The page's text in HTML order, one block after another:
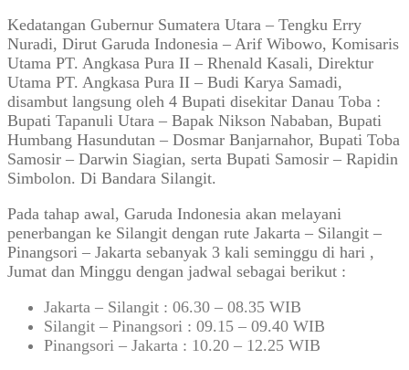
Kedatangan Gubernur Sumatera Utara – Tengku Erry
Nuradi, Dirut Garuda Indonesia – Arif Wibowo, Komisaris
Utama PT. Angkasa Pura II – Rhenald Kasali, Direktur
Utama PT. Angkasa Pura II – Budi Karya Samadi,
disambut langsung oleh 4 Bupati disekitar Danau Toba :
Bupati Tapanuli Utara – Bapak Nikson Nababan, Bupati
Humbang Hasundutan – Dosmar Banjarnahor, Bupati Toba
Samosir – Darwin Siagian, serta Bupati Samosir – Rapidin
Simbolon. Di Bandara Silangit.
Pada tahap awal, Garuda Indonesia akan melayani
penerbangan ke Silangit dengan rute Jakarta – Silangit –
Pinangsori – Jakarta sebanyak 3 kali seminggu di hari ,
Jumat dan Minggu dengan jadwal sebagai berikut :
Jakarta – Silangit : 06.30 – 08.35 WIB
Silangit – Pinangsori : 09.15 – 09.40 WIB
Pinangsori – Jakarta : 10.20 – 12.25 WIB